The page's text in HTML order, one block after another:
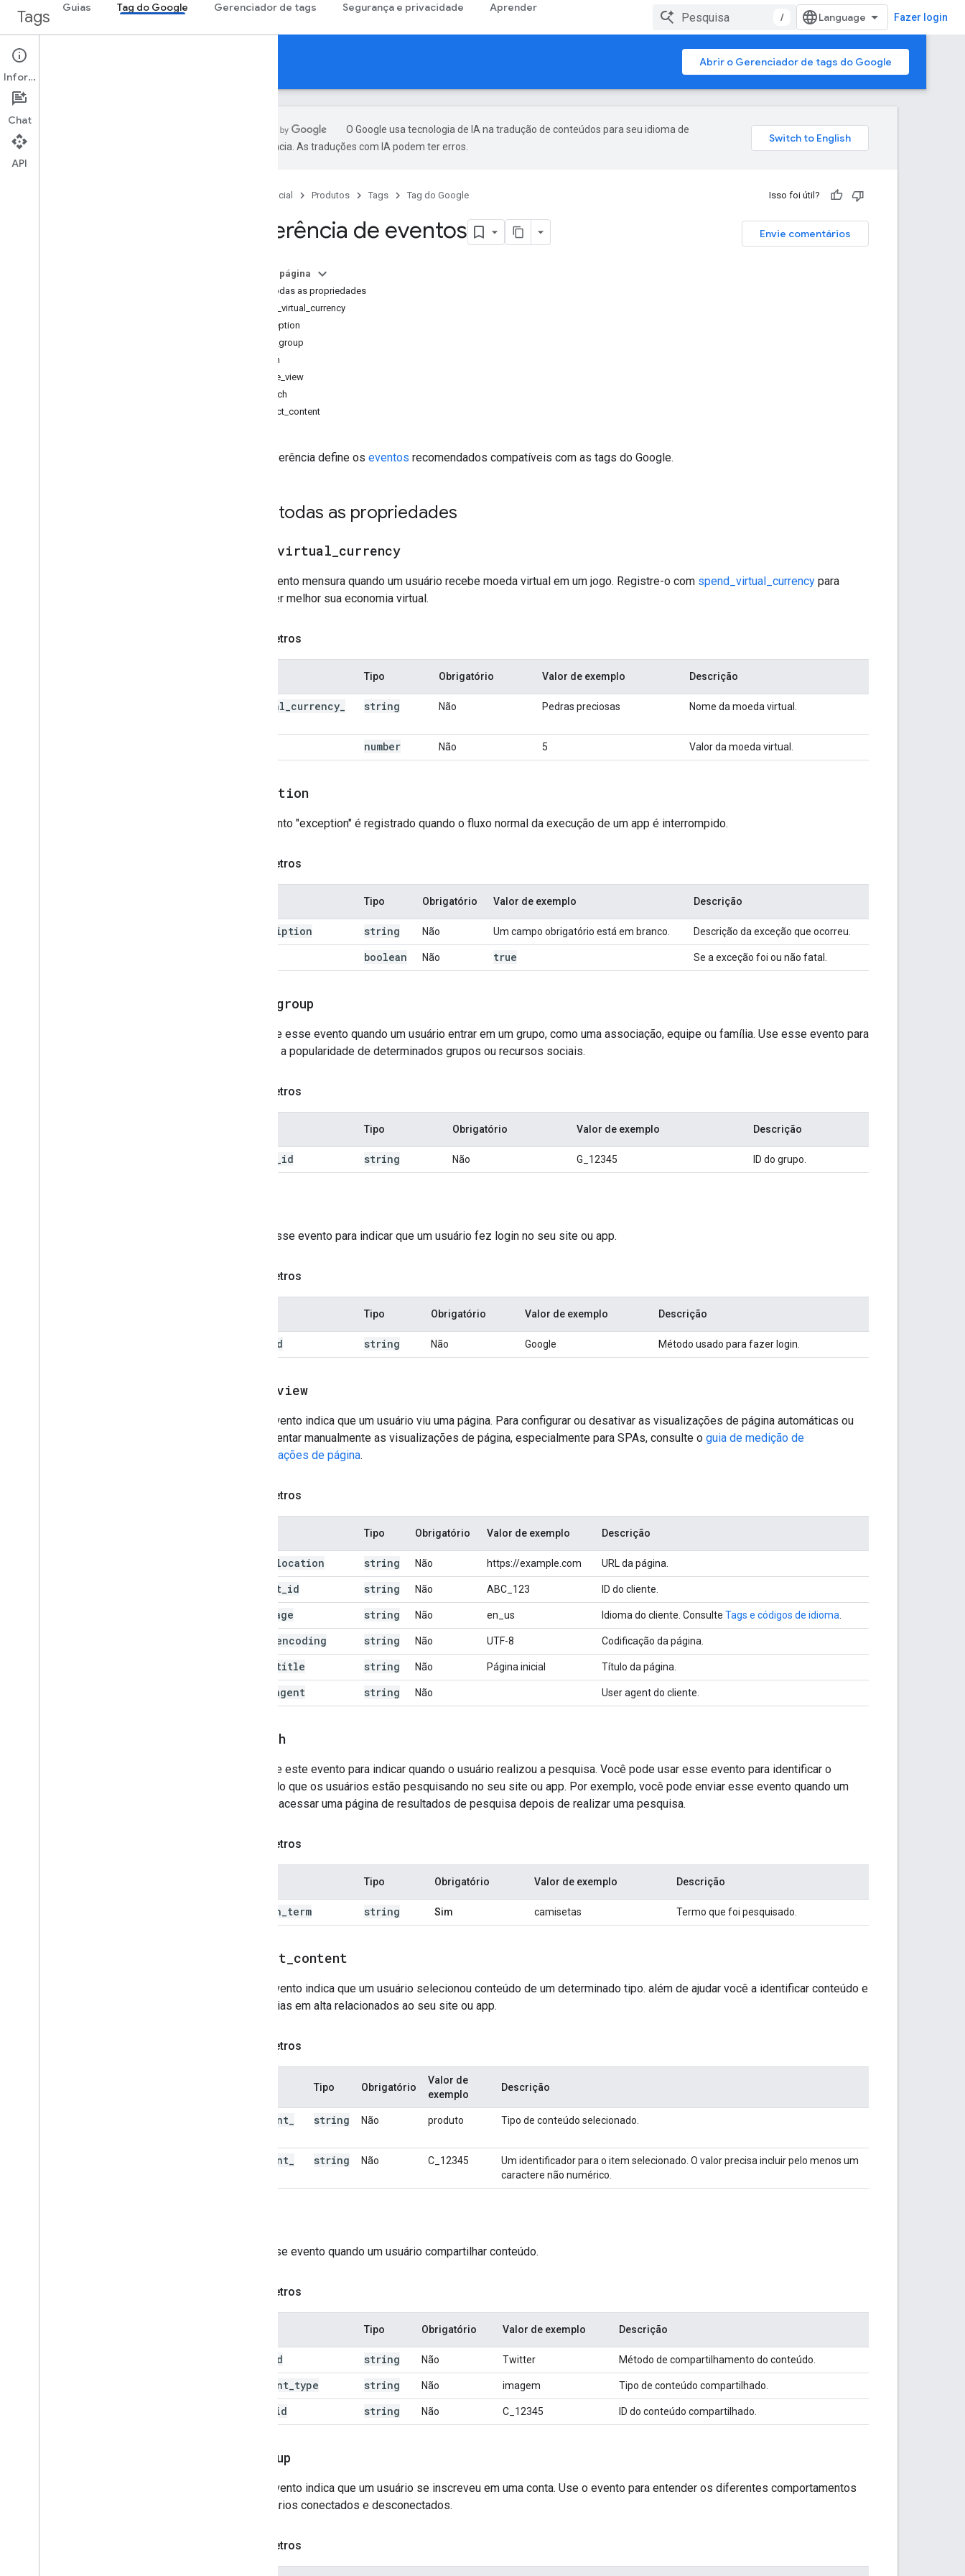
Tags Guias Tag do Google Gerenciador de tags Segurança e privacidade Aprender
/ Fazer login
Tag do Google (gtag.js) Abrir o Gerenciador de tags do Google
Antes de começar
O Google usa tecnologia de IA na tradução de conteúdos para seu idioma de
preferência. As traduções com IA podem ter erros.
Página inicial Produtos Tags Tag do Google Isso foi útil?
Envie comentários
Referência de eventos
Nesta página
Para todas as propriedades
earn_virtual_currency
exception
join_group
login
page_view
search
select_content
Esta referência define os eventos recomendados compatíveis com as tags do Google.
Para todas as propriedades
virtual currency
Este evento mensura quando um usuário recebe moeda virtual em um jogo. Registre-o com spend_virtual_currency para
entender melhor sua economia virtual.
Parâmetros
Tipo Obrigatório Valor de exemplo Descrição
virtual currency string Não Pedras preciosas Nome da moeda virtual.
number Não 5 Valor da moeda virtual.
exception
Um evento "exception" é registrado quando o fluxo normal da execução de um app é interrompido.
Parâmetros
Tipo Obrigatório Valor de exemplo Descrição
description string Não Um campo obrigatório está em branco. Descrição da exceção que ocorreu.
boolean Não true Se a exceção foi ou não fatal.
group
Registre esse evento quando um usuário entrar em um grupo, como uma associação, equipe ou família. Use esse evento para
analisar a popularidade de determinados grupos ou recursos sociais.
Parâmetros
Tipo Obrigatório Valor de exemplo Descrição
id string Não G_12345 ID do grupo.
Envie esse evento para indicar que um usuário fez login no seu site ou app.
Parâmetros
Tipo Obrigatório Valor de exemplo Descrição
method string Não Google Método usado para fazer login.
view
Esse evento indica que um usuário viu uma página. Para configurar ou desativar as visualizações de página automáticas ou
implementar manualmente as visualizações de página, especialmente para SPAs, consulte o guia de medição de
visualizações de página.
Parâmetros
Tipo Obrigatório Valor de exemplo Descrição
location string Não https://example.com URL da página.
client id string Não ABC_123 ID do cliente.
language string Não en_us Idioma do cliente. Consulte Tags e códigos de idioma
encoding string Não UTF-8 Codificação da página.
title string Não Página inicial Título da página.
agent string Não User agent do cliente.
search
Registre este evento para indicar quando o usuário realizou a pesquisa. Você pode usar esse evento para identificar o
conteúdo que os usuários estão pesquisando no seu site ou app. Por exemplo, você pode enviar esse evento quando um
usuário acessar uma página de resultados de pesquisa depois de realizar uma pesquisa.
Parâmetros
Tipo Obrigatório Valor de exemplo Descrição
search term string Sim camisetas Termo que foi pesquisado.
select content
Esse evento indica que um usuário selecionou conteúdo de um determinado tipo. além de ajudar você a identificar conteúdo e
categorias em alta relacionados ao seu site ou app.
Parâmetros
Tipo Obrigatório
Valor de
exemplo
Descrição
content string Não produto Tipo de conteúdo selecionado.
content string Não C_12345
Um identificador para o item selecionado. O valor precisa incluir pelo menos um
caractere não numérico.
Use esse evento quando um usuário compartilhar conteúdo.
Parâmetros
Tipo Obrigatório Valor de exemplo Descrição
method string Não Twitter Método de compartilhamento do conteúdo.
content type string Não imagem Tipo de conteúdo compartilhado.
id string Não C_12345 ID do conteúdo compartilhado.
up
Esse evento indica que um usuário se inscreveu em uma conta. Use o evento para entender os diferentes comportamentos
de usuários conectados e desconectados.
Parâmetros
Informações
Chat
API